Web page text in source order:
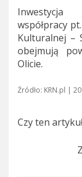
Inwestycja
współpracy
Kulturalnej –
obejmują
Olicie.
Źródło: KRN.pl |
Czy ten